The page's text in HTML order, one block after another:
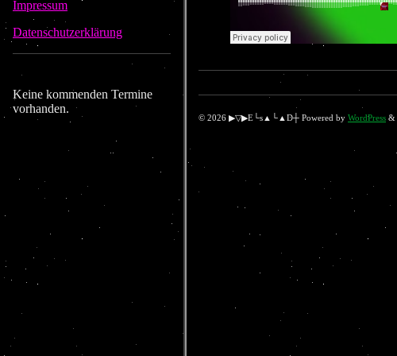
Impressum
Datenschutzerklärung
Keine kommenden Termine
vorhanden.
© 2026 ▶▽▶E└s▲└▲D┼ Powered by WordPress &